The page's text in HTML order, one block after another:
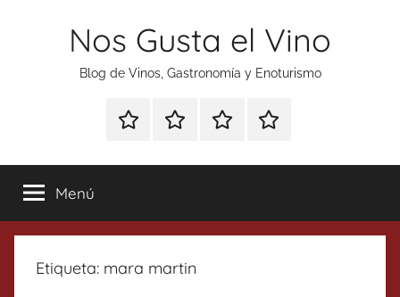
Nos Gusta el Vino
Blog de Vinos, Gastronomía y Enoturismo
Especial
Tonics
Enoturismo
Gastronomía
RankingContacto
Menú
Etiqueta: mara martin